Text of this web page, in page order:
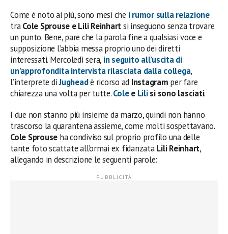
Come è noto ai più, sono mesi che i rumor sulla relazione
traCole Sprouse e Lili Reinhartsi inseguono senza trovare
un punto. Bene, pare che la parola fine a qualsiasi voce e
supposizione l’abbia messa proprio uno dei diretti
interessati. Mercoledì sera, in seguito all’uscita di
un’approfondita intervista rilasciata dalla collega,
l’interprete diJugheadè ricorso ad Instagram per fare
chiarezza una volta per tutte.Colee Lilisi sono lasciati.
I due non stanno più insieme da marzo, quindi non hanno
trascorso la quarantena assieme, come molti sospettavano.
Cole Sprouse ha condiviso sul proprio profilo una delle
tante foto scattate all’ormai ex fidanzataLili Reinhart,
allegando in descrizione le seguenti parole: